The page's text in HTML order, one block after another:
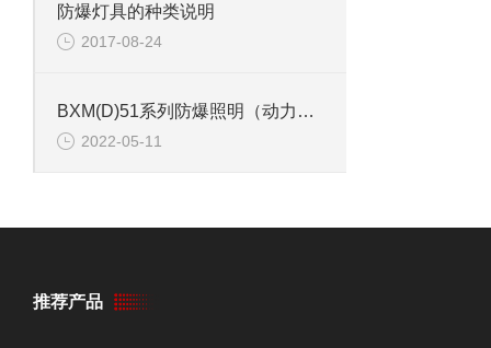
防爆灯具的种类说明
2017-08-24
BXM(D)51系列防爆照明（动力）配电箱
2022-05-11
推荐产品